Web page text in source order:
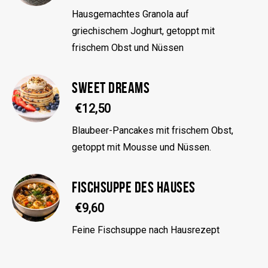
Hausgemachtes Granola auf
griechischem Joghurt, getoppt mit
frischem Obst und Nüssen
SWEET DREAMS
€12,50
Blaubeer-Pancakes mit frischem Obst,
getoppt mit Mousse und Nüssen.
FISCHSUPPE DES HAUSES
€9,60
Feine Fischsuppe nach Hausrezept